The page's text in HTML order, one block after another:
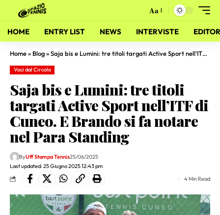
Aa
HOME ENTRY LIST NEWS INTERVISTE
Home» Blog»Saja bis e Lumini: tre titoli targati Active Sport nell’ITF di Cuneo. E Brando si fa notare nel Para Standing
Voci dal Circolo
Saja bis e Lumini: tre titoli
targati Active Sport nell’ITF di
Cuneo. E Brando si fa notare
nel Para Standing
Last updated: 25 Giugno 2025 12:43 pm
ByUff Stampa Tennis25/06/2025
4 Min Read